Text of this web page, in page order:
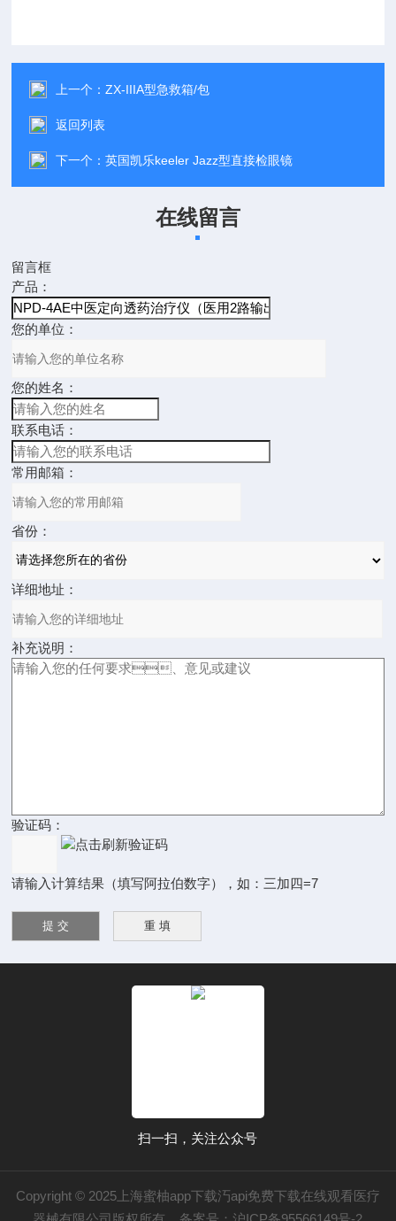
上一个：ZX-IIIA型急救箱/包
返回列表
下一个：英国凯乐keeler Jazz型直接检眼镜
在线留言
留言框
产品：
您的单位：
您的姓名：
联系电话：
常用邮箱：
省份：
详细地址：
补充说明：
验证码：
请输入计算结果（填写阿拉伯数字），如：三加四=7
扫一扫，关注公众号
Copyright © 2025上海蜜柚app下载汅api免费下载在线观看医疗